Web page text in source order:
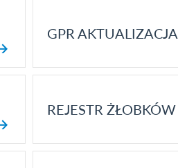
GPR AKTUALIZACJA
REJESTR ŻŁOBKÓW